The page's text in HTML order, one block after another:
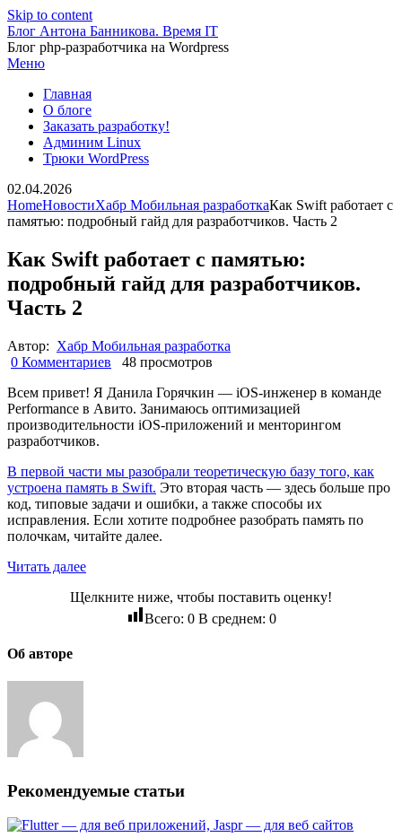
Skip to content
Блог Антона Банникова. Время IT
Блог php-разработчика на Wordpress
Меню
Главная
О блоге
Заказать разработку!
Админим Linux
Трюки WordPress
02.04.2026
HomeНовостиХабр Мобильная разработкаКак Swift работает с
памятью: подробный гайд для разработчиков. Часть 2
Как Swift работает с памятью:
подробный гайд для разработчиков.
Часть 2
Автор: Хабр Мобильная разработка
0 Комментариев
48 просмотров
Всем привет! Я Данила Горячкин — iOS-инженер в команде
Performance в Авито. Занимаюсь оптимизацией
производительности iOS‑приложений и менторингом
разработчиков.
В первой части мы разобрали теоретическую базу того, как
устроена память в Swift. Это вторая часть — здесь больше про
код, типовые задачи и ошибки, а также способы их
исправления. Если хотите подробнее разобрать память по
полочкам, читайте далее.
Читать далее
Щелкните ниже, чтобы поставить оценку!
Всего: 0В среднем: 0
Об авторе
Рекомендуемые статьи